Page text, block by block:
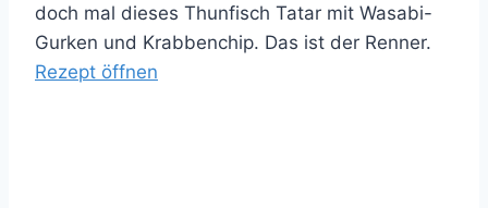
doch mal dieses Thunfisch Tatar mit Wasabi-
Gurken und Krabbenchip. Das ist der Renner.
Rezept öffnen